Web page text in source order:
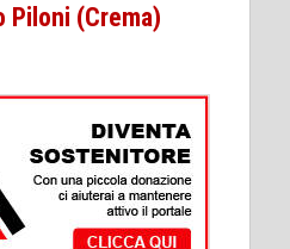
Piloni (Crema)